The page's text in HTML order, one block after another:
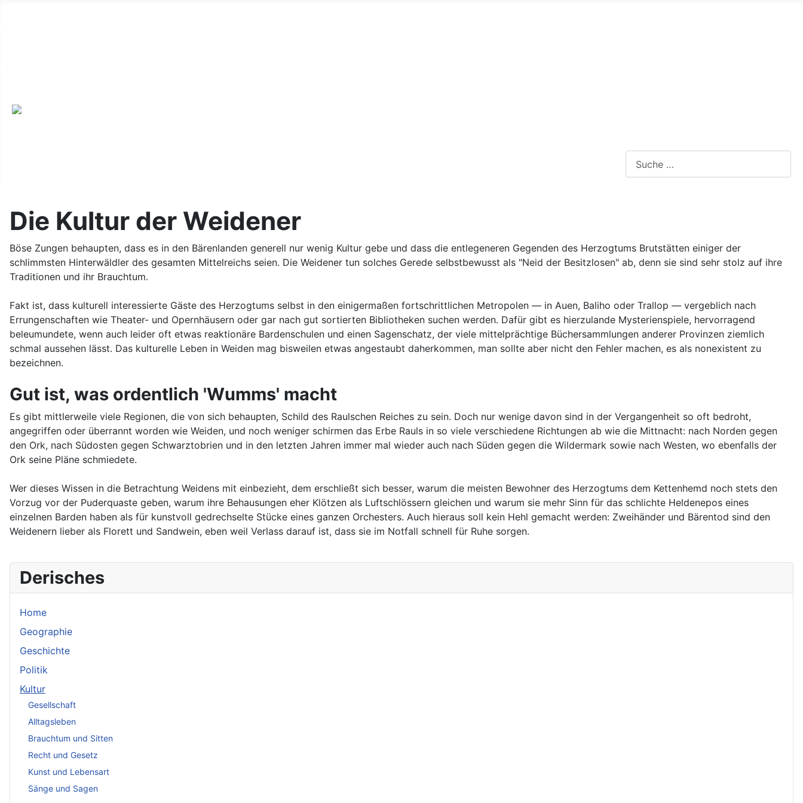
Derisches
Home
Geographie
Geschichte
Politik
Kultur
Gesellschaft
Alltagsleben
Brauchtum und Sitten
Recht und Gesetz
Kunst und Lebensart
Sänge und Sagen
Die Kultur der Weidener
Böse Zungen behaupten, dass es in den Bärenlanden generell nur wenig Kultur gebe und dass die entlegeneren Gegenden des Herzogtums Brutstätten einiger der
schlimmsten Hinterwäldler des gesamten Mittelreichs seien. Die Weidener tun solches Gerede selbstbewusst als "Neid der Besitzlosen" ab, denn sie sind sehr stolz auf ihre
Traditionen und ihr Brauchtum.
Fakt ist, dass kulturell interessierte Gäste des Herzogtums selbst in den einigermaßen fortschrittlichen Metropolen — in Auen, Baliho oder Trallop — vergeblich nach
Errungenschaften wie Theater- und Opernhäusern oder gar nach gut sortierten Bibliotheken suchen werden. Dafür gibt es hierzulande Mysterienspiele, hervorragend
beleumundete, wenn auch leider oft etwas reaktionäre Bardenschulen und einen Sagenschatz, der viele mittelprächtige Büchersammlungen anderer Provinzen ziemlich
schmal aussehen lässt. Das kulturelle Leben in Weiden mag bisweilen etwas angestaubt daherkommen, man sollte aber nicht den Fehler machen, es als nonexistent zu
bezeichnen.
Gut ist, was ordentlich 'Wumms' macht
Es gibt mittlerweile viele Regionen, die von sich behaupten, Schild des Raulschen Reiches zu sein. Doch nur wenige davon sind in der Vergangenheit so oft bedroht,
angegriffen oder überrannt worden wie Weiden, und noch weniger schirmen das Erbe Rauls in so viele verschiedene Richtungen ab wie die Mittnacht: nach Norden gegen
den Ork, nach Südosten gegen Schwarztobrien und in den letzten Jahren immer mal wieder auch nach Süden gegen die Wildermark sowie nach Westen, wo ebenfalls der
Ork seine Pläne schmiedete.
Wer dieses Wissen in die Betrachtung Weidens mit einbezieht, dem erschließt sich besser, warum die meisten Bewohner des Herzogtums dem Kettenhemd noch stets den
Vorzug vor der Puderquaste geben, warum ihre Behausungen eher Klötzen als Luftschlössern gleichen und warum sie mehr Sinn für das schlichte Heldenepos eines
einzelnen Barden haben als für kunstvoll gedrechselte Stücke eines ganzen Orchesters. Auch hieraus soll kein Hehl gemacht werden: Zweihänder und Bärentod sind den
Weidenern lieber als Florett und Sandwein, eben weil Verlass darauf ist, dass sie im Notfall schnell für Ruhe sorgen.